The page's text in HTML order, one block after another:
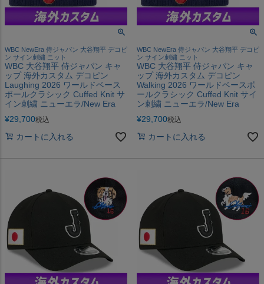
WBC NewEra 侍ジャパン 大谷翔平 デコピ
ン サイン刺繍 ニット
WBC 大谷翔平 侍ジャパン キャ
ップ 海外カスタム デコピン
Laughing 2026 ワールドベース
ボールクラシック Cuffed Knit サ
イン刺繍 ニューエラ/New Era
¥29,700税込
カートに入れる
WBC NewEra 侍ジャパン 大谷翔平 デコピ
ン サイン刺繍 ニット
WBC 大谷翔平 侍ジャパン キャ
ップ 海外カスタム デコピン
Walking 2026 ワールドベースボ
ールクラシック Cuffed Knit サイ
ン刺繍 ニューエラ/New Era
¥29,700税込
カートに入れる